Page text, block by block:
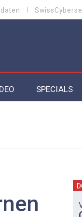
SPECIALS
Artificial